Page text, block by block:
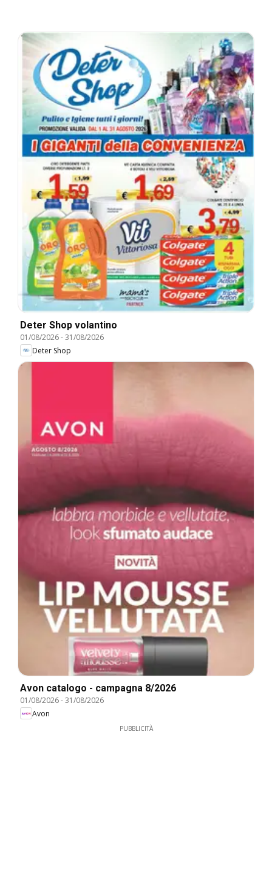
Deter Shop volantino
01/08/2026-31/08/2026
Deter Shop
Avon catalogo - campagna 8/2026
01/08/2026-31/08/2026
Avon
PUBBLICITÀ